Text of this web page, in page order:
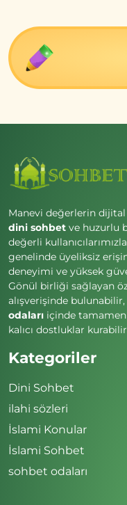
Manevi değerlerin
dini sohbet ve huzurlu
değerli
genelinde üyeliksiz
deneyimi ve yüksek
Gönül birliği sağlayan
alışverişinde bulunabilir,
odaları içinde
kalıcı dostluklar
Kategoriler
Dini Sohbet
ilahi sözleri
İslami Konular
İslami Sohbet
sohbet odaları